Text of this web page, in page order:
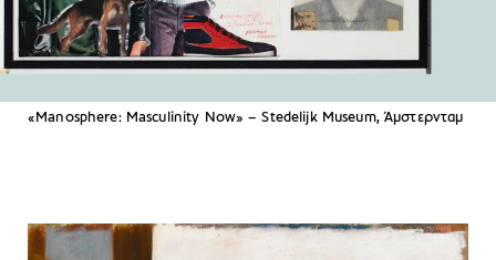
«Manosphere: Masculinity Now» – Stedelijk Museum, Άμστερνταμ